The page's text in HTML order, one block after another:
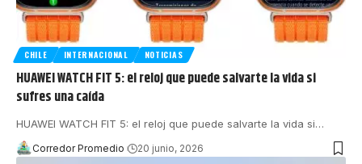
CHILE INTERNACIONAL NOTICIAS
HUAWEI WATCH FIT 5: el reloj que puede salvarte la vida si
sufres una caída
HUAWEI WATCH FIT 5: el reloj que puede salvarte la vida si…
Corredor Promedio 20 junio, 2026